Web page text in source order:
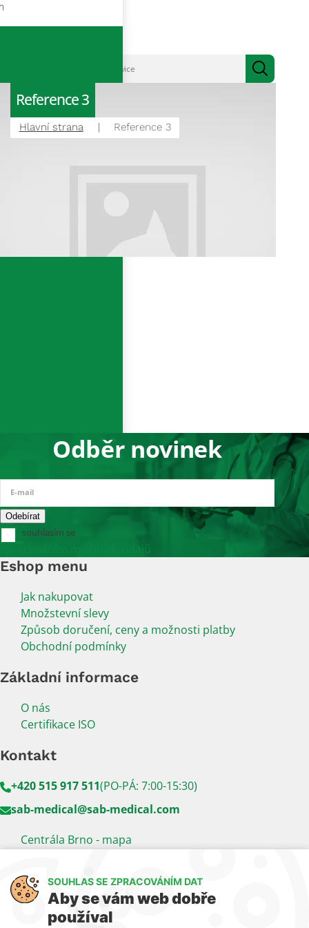
Reference 3
Hlavní strana Reference 3
Odběr novinek
E-mail
souhlasím se
zpracováním osobních údajů
Eshop menu
Jak nakupovat
Množstevní slevy
Způsob doručení, ceny a možnosti platby
Obchodní podmínky
Základní informace
O nás
Certifikace ISO
Kontakt
+420 515 917 511(PO-PÁ: 7:00-15:30)
sab-medical@sab-medical.com
Centrála Brno - mapa
Sledujte nás
LinkedIn Facebook
SOUHLAS SE ZPRACOVÁNÍM DAT
Aby se vám web dobře
používal